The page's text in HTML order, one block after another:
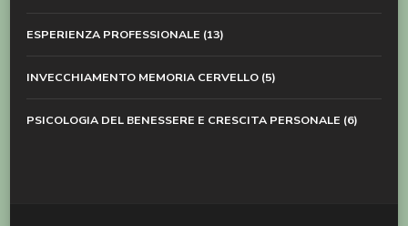
ESPERIENZA PROFESSIONALE (13)
INVECCHIAMENTO MEMORIA CERVELLO (5)
PSICOLOGIA DEL BENESSERE E CRESCITA PERSONALE (6)